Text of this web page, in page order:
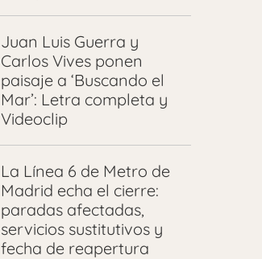
Juan Luis Guerra y
Carlos Vives ponen
paisaje a ‘Buscando el
Mar’: Letra completa y
Videoclip
La Línea 6 de Metro de
Madrid echa el cierre:
paradas afectadas,
servicios sustitutivos y
fecha de reapertura